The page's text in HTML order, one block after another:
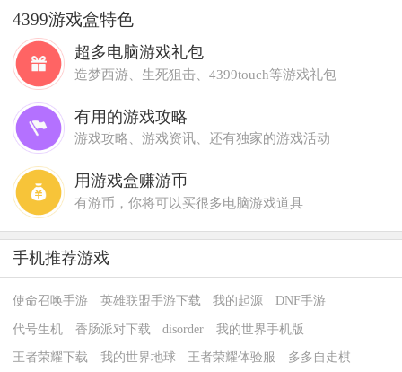
4399游戏盒特色
超多电脑游戏礼包
造梦西游、生死狙击、4399touch等游戏礼包
有用的游戏攻略
游戏攻略、游戏资讯、还有独家的游戏活动
用游戏盒赚游币
有游币，你将可以买很多电脑游戏道具
手机推荐游戏
使命召唤手游 英雄联盟手游下载 我的起源 DNF手游
代号生机 香肠派对下载 disorder 我的世界手机版
王者荣耀下载 我的世界地球 王者荣耀体验服 多多自走棋